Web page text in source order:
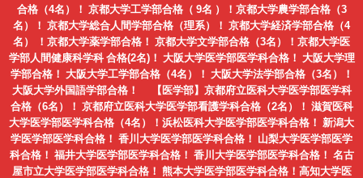
合格（4名）！ 京都大学工学部合格（ 9名 ）！京都大学農学部合格（3
名）！ 京都大学総合人間学部合格（理系）！ 京都大学経済学部合格（4
名） ！京都大学薬学部合格！ 京都大学文学部合格（3名）！京都大学医
学部人間健康科学科 合格(2名)！ 大阪大学医学部医学科合格！ 大阪大学理
学部合格！ 大阪大学工学部合格（4名）！ 大阪大学法学部合格（3名）！
大阪大学外国語学部合格！ 【医学部】京都府立医科大学医学部医学科
合格（6名）！ 京都府立医科大学医学部看護学科合格（2名）！ 滋賀医科
大学医学部医学科合格（4名）！浜松医科大学医学部医学科合格！ 新潟大
学医学部医学科合格！ 香川大学医学部医学科合格！ 山梨大学医学部医学
科合格！ 福井大学医学部医学科合格！ 香川大学医学部医学科合格！ 名古
屋市立大学医学部医学科合格！ 熊本大学医学部医学科合格！高知大学医